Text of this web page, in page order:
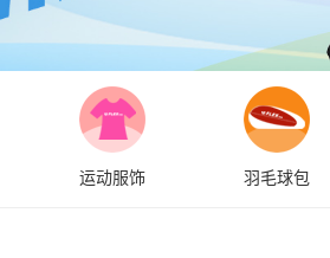
运动服饰 羽毛球包